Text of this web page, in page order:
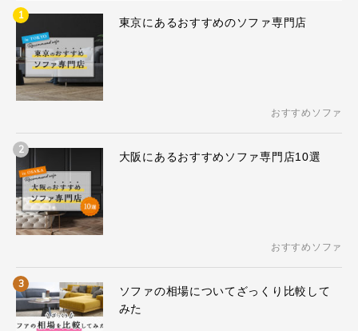
1
東京にあるおすすめのソファ専門店
おすすめソファ
2
大阪にあるおすすめソファ専門店10選
おすすめソファ
3
ソファの相場についてざっくり比較して
みた